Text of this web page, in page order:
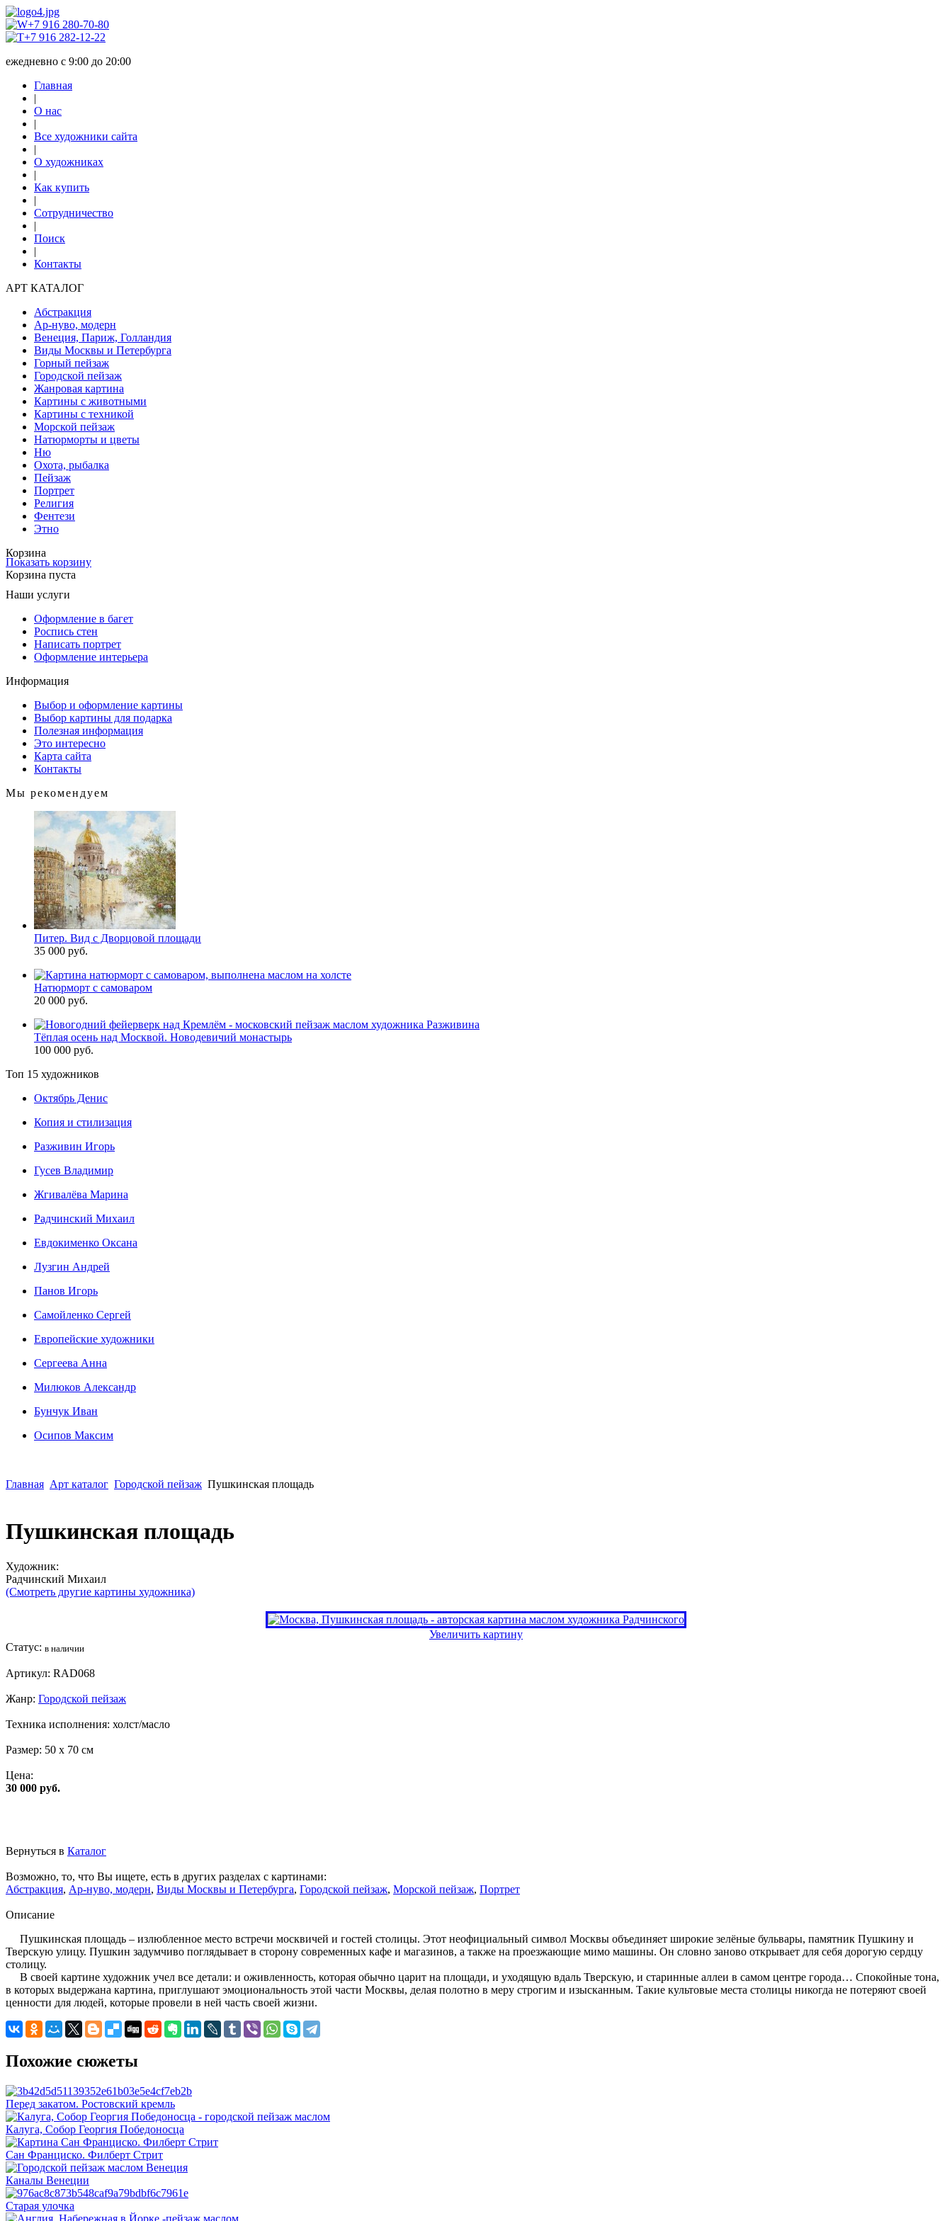
+7 916 280-70-80
+7 916 282-12-22
ежедневно с 9:00 до 20:00
Главная
|
О нас
|
Все художники сайта
|
О художниках
|
Как купить
|
Сотрудничество
|
Поиск
|
Контакты
АРТ КАТАЛОГ
Абстракция
Ар-нуво, модерн
Венеция, Париж, Голландия
Виды Москвы и Петербурга
Горный пейзаж
Городской пейзаж
Жанровая картина
Картины с животными
Картины с техникой
Морской пейзаж
Натюрморты и цветы
Ню
Охота, рыбалка
Пейзаж
Портрет
Религия
Фентези
Этно
Корзина
Показать корзину
Корзина пуста
Наши услуги
Оформление в багет
Роспись стен
Написать портрет
Оформление интерьера
Информация
Выбор и оформление картины
Выбор картины для подарка
Полезная информация
Это интересно
Карта сайта
Контакты
Мы рекомендуем
Питер. Вид с Дворцовой площади
35 000 руб.
Натюрморт с самоваром
20 000 руб.
Тёплая осень над Москвой. Новодевичий монастырь
100 000 руб.
Топ 15 художников
Октябрь Денис
Копия и стилизация
Разживин Игорь
Гусев Владимир
Жгивалёва Марина
Радчинский Михаил
Евдокименко Оксана
Лузгин Андрей
Панов Игорь
Сaмoйленко Сергей
Европейские художники
Сергеева Анна
Милюков Александр
Бунчук Иван
Осипoв Максим
Главная Арт каталог Городской пейзаж Пушкинская площадь
Пушкинская площадь
Художник:
Радчинский Михаил
(Смотреть другие картины художника)
Увеличить картину
Статус: в наличии
Артикул: RAD068
Жанр: Городской пейзаж
Техника исполнения: холст/масло
Размер: 50 x 70 см
Цена:
30 000 руб.
Вернуться в Каталог
Возможно, то, что Вы ищете, есть в других разделах с картинами:
Абстракция, Ар-нуво, модерн, Виды Москвы и Петербурга, Городской пейзаж, Морской пейзаж, Портрет
Описание
Пушкинская площадь – излюбленное место встречи москвичей и гостей столицы. Этот неофициальный символ Москвы объединяет широкие зелёные бульвары, памятник Пушкину и
Тверскую улицу. Пушкин задумчиво поглядывает в сторону современных кафе и магазинов, а также на проезжающие мимо машины. Он словно заново открывает для себя дорогую сердцу
столицу.
В своей картине художник учел все детали: и оживленность, которая обычно царит на площади, и уходящую вдаль Тверскую, и старинные аллеи в самом центре города… Спокойные тона,
в которых выдержана картина, приглушают эмоциональность этой части Москвы, делая полотно в меру строгим и изысканным. Такие культовые места столицы никогда не потеряют своей
ценности для людей, которые провели в ней часть своей жизни.
Похожие сюжеты
Перед закатом. Ростовский кремль
Калуга, Собор Георгия Победоносца
Сан Франциско. Филберт Стрит
Каналы Венеции
Старая улочка